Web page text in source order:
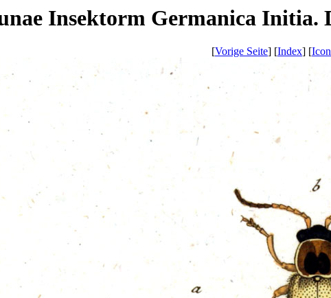
Insektorm Germanica Initia.
[Vorige Seite] [Index] [